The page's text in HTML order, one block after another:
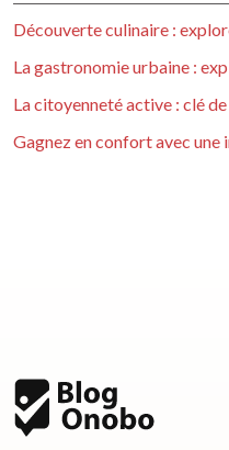
Découverte culinaire :
La gastronomie urbaine :
La citoyenneté active : clé
Gagnez en confort avec